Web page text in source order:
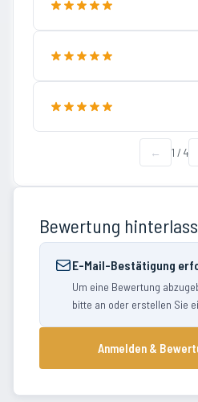
← 1 / 4
Bewertung
E-Mail-Bestätigung
Um eine Bewertung
bitte an oder erstellen Sie
Anmelden &